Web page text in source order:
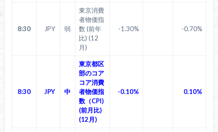
8:30 JPY 弱
東京消費
者物価指
数 (前年
比) (12
月)
-1.30% -0.70%
8:30 JPY 中
東京都区
部のコア
コア消費
者物価指
数（CPI)
(前月比)
(12月)
-0.10% 0.10%